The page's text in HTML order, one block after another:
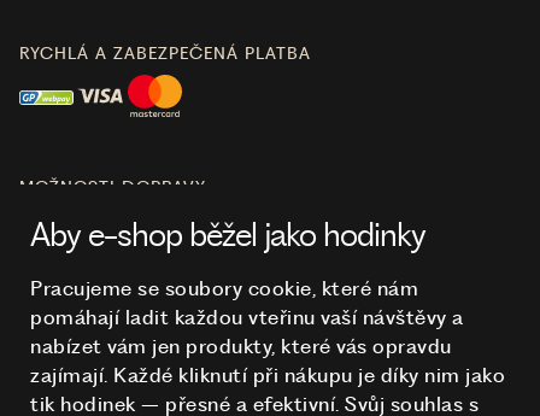
O NÁKUPU
RYCHLÁ A ZABEZPEČENÁ PLATBA
MOŽNOSTI DOPRAVY
Aby e-shop běžel jako hodinky
Pracujeme se soubory cookie, které nám
pomáhají ladit každou vteřinu vaší návštěvy a
nabízet vám jen produkty, které vás opravdu
zajímají. Každé kliknutí při nákupu je díky nim jako
tik hodinek – přesné a efektivní. Svůj souhlas s